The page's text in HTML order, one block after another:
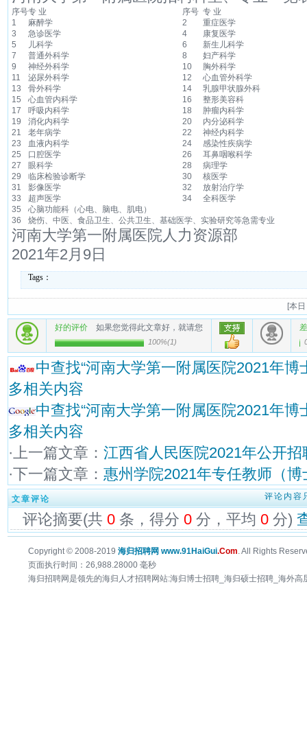
序号专 业 序号 专 业
1
麻醉学 2
重症医学
3
急诊医学 4
康复医学
5
儿科学 6
新生儿科学
7
普通外科学 8
妇产科学
9
神经外科学 10
胸外科学
11
泌尿外科学 12
心血管外科学
13
骨外科学 14
乳腺甲状腺外科
15
心血管内科学 16
整形美容科
17
呼吸内科学 18
肿瘤内科学
19
消化内科学 20
内分泌科学
21
老年病学 22
神经内科学
23
血液内科学 24
感染性疾病学
25
口腔医学 26
耳鼻咽喉科学
27
眼科学 28
病理学
29
临床检验诊断学 30
核医学
31
影像医学 32
放射治疗学
33
超声医学 34
全科医学
35
心脑功能科（心电、脑电、肌电）
36
烧伤、中医、食品卫生、公共卫生、基础医学、实验研究等急需专业
河南大学第一附属医院人力资源部
2021年2月9日
Tags：
[本
好的评价 如果您觉得此文章好，就请您
100%(1)
中查找“河南大学第一附属医院2021年博
多相关内容
中查找“河南大学第一附属医院2021年博
多相关内容
·上一篇文章： 江西省人民医院2021年公开招
·下一篇文章： 惠州学院2021年专任教师（
文章评论 评论内容
评论摘要(共 0 条，得分 0 分，平均 0 分)
Copyright © 2008-2019 海归招聘网 www.91HaiGui.Com. All Rights
页面执行时间：26,988.28000 毫秒
海归招聘网是领先的海归人才招聘网站:海归博士招聘_海归硕士招聘_海外高